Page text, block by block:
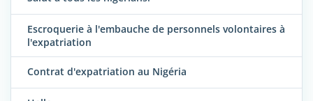
Escroquerie à l'embauche de personnels volontaires à
l'expatriation
Contrat d'expatriation au Nigéria